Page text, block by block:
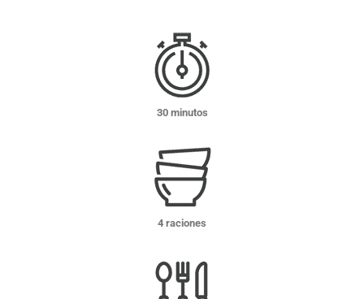
30 minutos
4 raciones